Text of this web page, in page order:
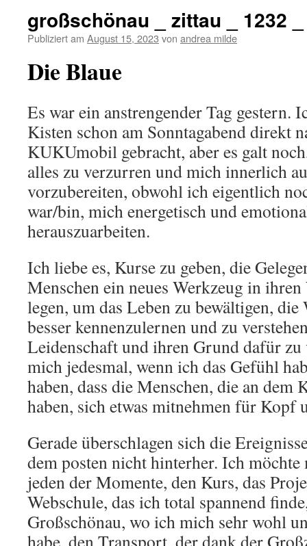
großschönau _ zittau _ 1232
Publiziert am August 15, 2023 von andrea milde
Die Blaue
Es war ein anstrengender Tag gestern.
Kisten schon am Sonntagabend direkt
KUKUmobil gebracht, aber es galt
alles zu verzurren und mich innerlich
vorzubereiten, obwohl ich eigentlich
war/bin, mich energetisch und
herauszuarbeiten.
Ich liebe es, Kurse zu geben, die
Menschen ein neues Werkzeug in
legen, um das Leben zu bewältigen,
besser kennenzulernen und zu
Leidenschaft und ihren Grund dafür
mich jedesmal, wenn ich das Gefühl
haben, dass die Menschen, die an dem
haben, sich etwas mitnehmen für Kopf
Gerade überschlagen sich die
dem posten nicht hinterher. Ich
jeden der Momente, den Kurs, das
Webschule, das ich total spannend
Großschönau, wo ich mich sehr wohl
habe, den Transport, der dank der